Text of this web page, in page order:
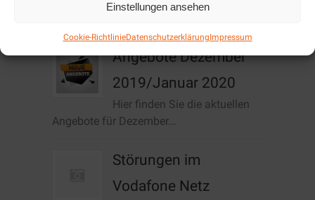
Einstellungen ansehen
Cookie-RichtlinieDatenschutzerklärungImpressum
Angebote Dezember
2019/Januar 2020
Hier finden Sie die aktuellen
Angebote für Dezember...
Störungen im
Vodafone Netz